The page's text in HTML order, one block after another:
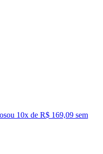
ou 10x de R$ 169,09 sem